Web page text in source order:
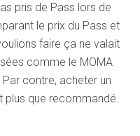
pris de Pass lors de
le prix du Pass et
faire ça ne valait
comme le MOMA
contre, acheter un
plus que recommandé.